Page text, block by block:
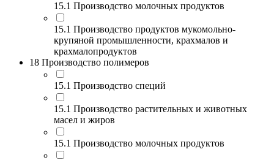
15.1 Производство молочных продуктов
15.1 Производство продуктов мукомольно-
крупяной промышленности, крахмалов и
крахмалопродуктов
18 Производство полимеров
15.1 Производство специй
15.1 Производство растительных и животных
масел и жиров
15.1 Производство молочных продуктов